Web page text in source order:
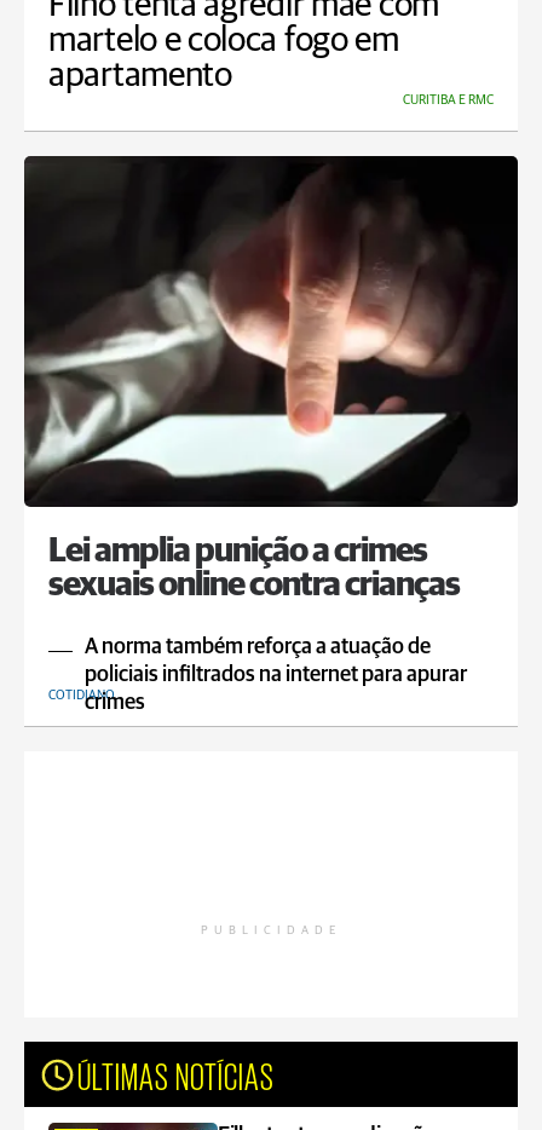
martelo e coloca fogo em
apartamento
CURITIBA E RMC
Lei amplia punição a crimes
sexuais online contra crianças
A norma também reforça a atuação de
policiais infiltrados na internet para apurar
crimes
COTIDIANO
PUBLICIDADE
ÚLTIMAS NOTÍCIAS